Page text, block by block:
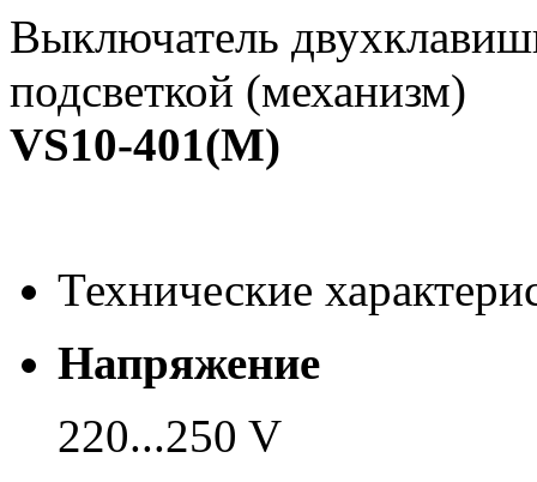
Выключатель
подсветкой (механизм)
VS10-401(М)
Технические
Напряжение
220...250 V